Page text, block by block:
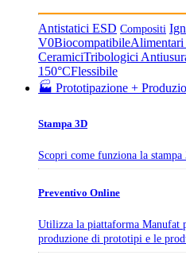
Antistatici ESD Compositi
V0Biocompatibile
CeramiciTribologici
150°CFlessibile
🏭 Prototipazione +
Stampa 3D
Scopri come funziona la
Preventivo Online
Utilizza la piattaforma Manufat
produzione di prototipi e le